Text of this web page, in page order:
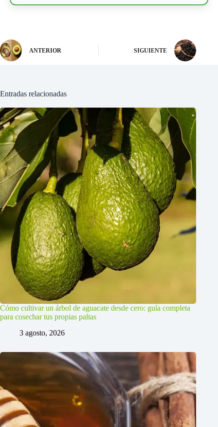
ANTERIOR SIGUIENTE
Entradas relacionadas
Cómo cultivar un árbol de aguacate desde cero: guía completa
para cosechar tus propias paltas
3 agosto, 2026